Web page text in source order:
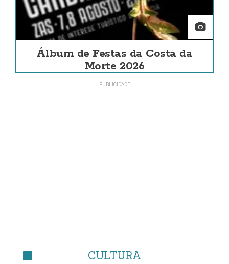
Álbum de Festas da Costa da
Morte 2026
CULTURA